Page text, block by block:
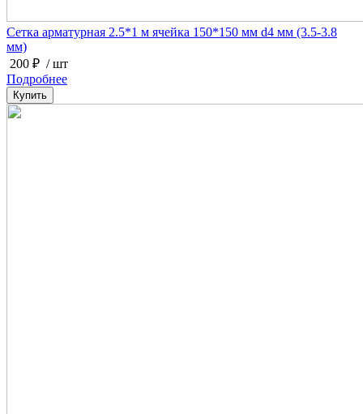
Сетка арматурная 2.5*1 м ячейка 150*150 мм d4 мм (3.5-3.8
мм)
200 ₽ / шт
Подробнее